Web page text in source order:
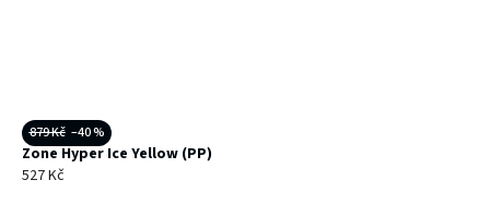
879 Kč –40 %
Zone Hyper Ice Yellow (PP)
527 Kč